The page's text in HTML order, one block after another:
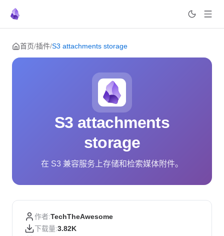
Skip to content
首页/插件/S3 attachments storage
S3 attachments
storage
在 S3 兼容服务上存储和检索媒体附件。
作者:TechTheAwesome
下载量:3.82K